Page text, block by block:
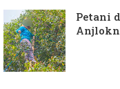
Petani